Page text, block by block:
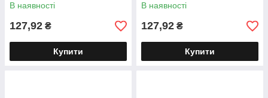
В наявності
127,92 ₴
Купити
В наявності
127,92 ₴
Купити